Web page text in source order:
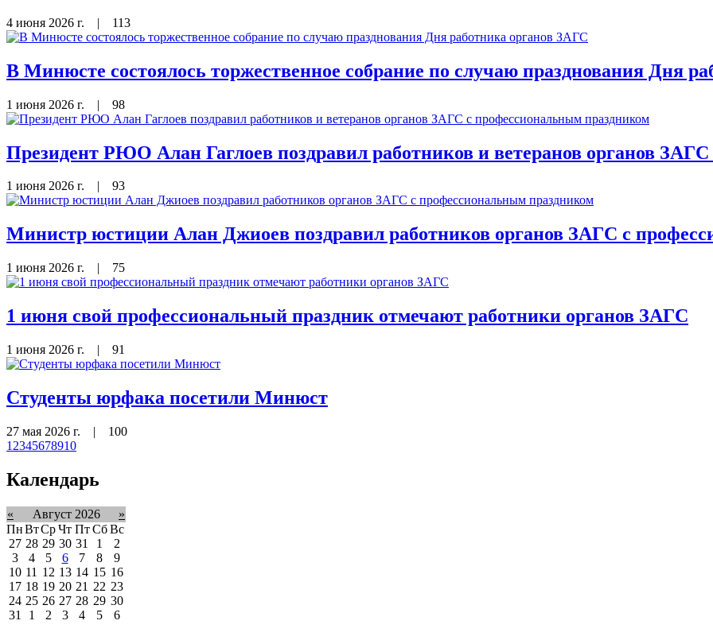
4 июня 2026 г. | 113
В Минюсте состоялось торжественное собрание по случаю празднования Дня
1 июня 2026 г. | 98
Президент РЮО Алан Гаглоев поздравил работников и ветеранов органов
1 июня 2026 г. | 93
Министр юстиции Алан Джиоев поздравил работников органов ЗАГС с
1 июня 2026 г. | 75
1 июня свой профессиональный праздник отмечают работники органов ЗАГС
1 июня 2026 г. | 91
Студенты юрфака посетили Минюст
27 мая 2026 г. | 100
1 2345678910
Календарь
« Август 2026
»
ПнВтСрЧт Пт Сб Вс
27 28 29 30 31 1
2
3
4 5 6 7 8
9
10 11 12 13 14 15 16
17 18 19 20 21 22 23
24 25 26 27 28 29 30
31
1 2 3 4 5 6